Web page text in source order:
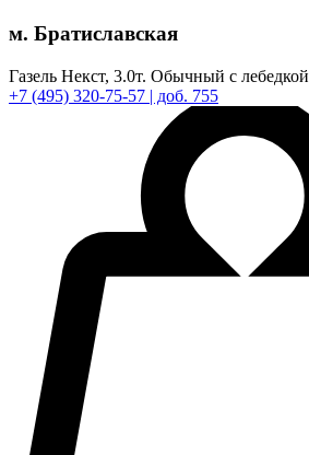
м. Братиславская
Газель Некст, 3.0т. Обычный с лебедкой
+7 (495) 320-75-57 | доб. 755